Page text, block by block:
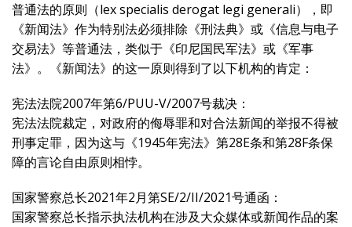
普通法的原则（lex specialis derogat legi generali），即
《新闻法》作为特别法必须排除《刑法典》或《信息与电子
交易法》等普通法，类似于《印尼国民军法》或《军事
法》。《新闻法》的这一原则得到了以下机构的肯定：
宪法法院2007年第6/PUU-V/2007号裁决：
宪法法院裁定，对政府的侮辱罪和对合法新闻的举报不得被
刑事定罪，因为这与《1945年宪法》第28E条和第28F条保
障的言论自由原则相悖。
国家警察总长2021年2月第SE/2/II/2021号通函：
国家警察总长指示执法机构在涉及大众媒体或新闻作品的案